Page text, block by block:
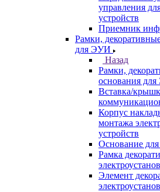
управления
устройств
Приемник
Рамки,
для ЭУИ
Назад
Рамки,
основания
Вставка/
Корпус
монтажа
устройств
Основание
Рамка
Элемент